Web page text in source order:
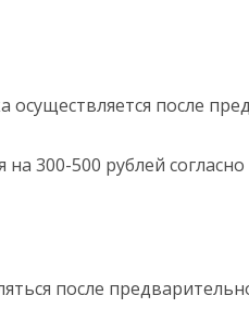
осуществляется после
300-500 рублей
после